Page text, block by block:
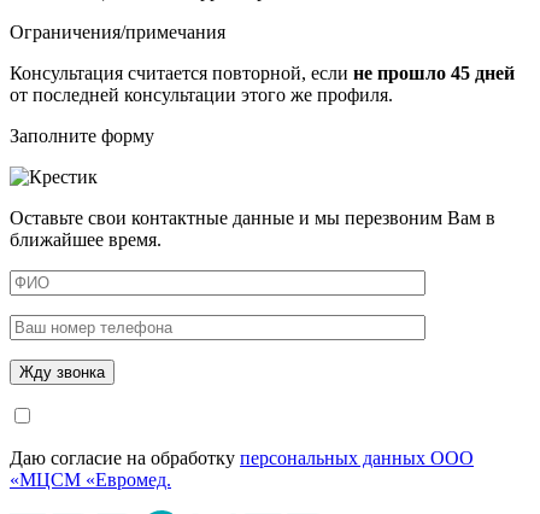
Ограничения/примечания
Консультация считается повторной, если не прошло 45 дней
от последней консультации этого же профиля.
Заполните форму
Оставьте свои контактные данные и мы перезвоним Вам в
ближайшее время.
Даю согласие на обработку персональных данных ООО
«МЦСМ «Евромед.